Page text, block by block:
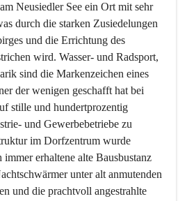
Neusiedler See ein Ort mit sehr
durch die starken Zusiedelungen
und die Errichtung des
wird. Wasser- und Radsport,
sind die Markenzeichen eines
der wenigen geschafft hat bei
stille und hundertprozentig
und Gewerbebetriebe zu
im Dorfzentrum wurde
erhaltene alte Bausbustanz
unter alt anmutenden
und die prachtvoll angestrahlte